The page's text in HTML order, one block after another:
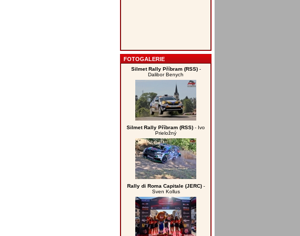
FOTOGALERIE
Silmet Rally Příbram (RSS)-
Dalibor Benych
Silmet Rally Příbram (RSS) - Ivo
Prieložný
Rally di Roma Capitale (JERC)-
Sven Kollus